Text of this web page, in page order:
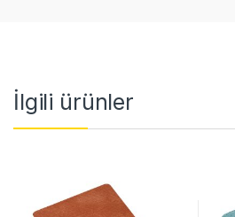
İlgili ürünler